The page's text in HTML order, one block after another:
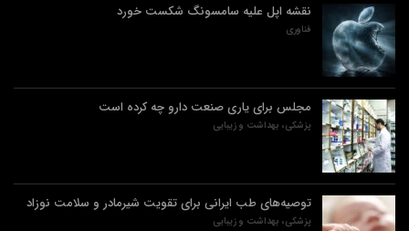
نقشه اپل علیه سامسونگ شکست خورد
فناوری
مجلس برای یاری صنعت دارو چه کرده است
پزشکی، بهداشت و زیبایی
توصیه‌های طب ایرانی برای تقویت شیرمادر و سلامت نوزاد
پزشکی، بهداشت و زیبایی